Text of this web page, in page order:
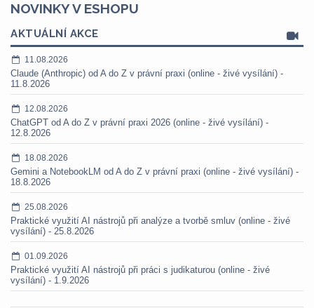
NOVINKY V ESHOPU
AKTUÁLNÍ AKCE
11.08.2026
Claude (Anthropic) od A do Z v právní praxi (online - živé vysílání) -
11.8.2026
12.08.2026
ChatGPT od A do Z v právní praxi 2026 (online - živé vysílání) -
12.8.2026
18.08.2026
Gemini a NotebookLM od A do Z v právní praxi (online - živé vysílání) -
18.8.2026
25.08.2026
Praktické využití AI nástrojů při analýze a tvorbě smluv (online - živé
vysílání) - 25.8.2026
01.09.2026
Praktické využití AI nástrojů při práci s judikaturou (online - živé
vysílání) - 1.9.2026